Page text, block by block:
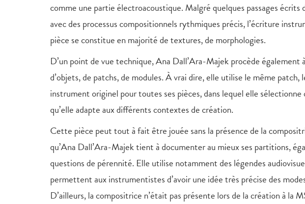
comme une partie électroacoustique. Malgré quelques passages écrits
avec des processus compositionnels rythmiques précis, l’écriture
pièce se constitue en majorité de textures, de morphologies.
D’un point de vue technique, Ana Dall’Ara-Majek procède également
d’objets, de patchs, de modules. À vrai dire, elle utilise le même patch,
instrument originel pour toutes ses pièces, dans lequel elle sélectionne
qu’elle adapte aux différents contextes de création.
Cette pièce peut tout à fait être jouée sans la présence de la
qu’Ana Dall’Ara-Majek tient à documenter au mieux ses partitions,
questions de pérennité. Elle utilise notamment des légendes
permettent aux instrumentistes d’avoir une idée très précise des
D’ailleurs, la compositrice n’était pas présente lors de la création à la